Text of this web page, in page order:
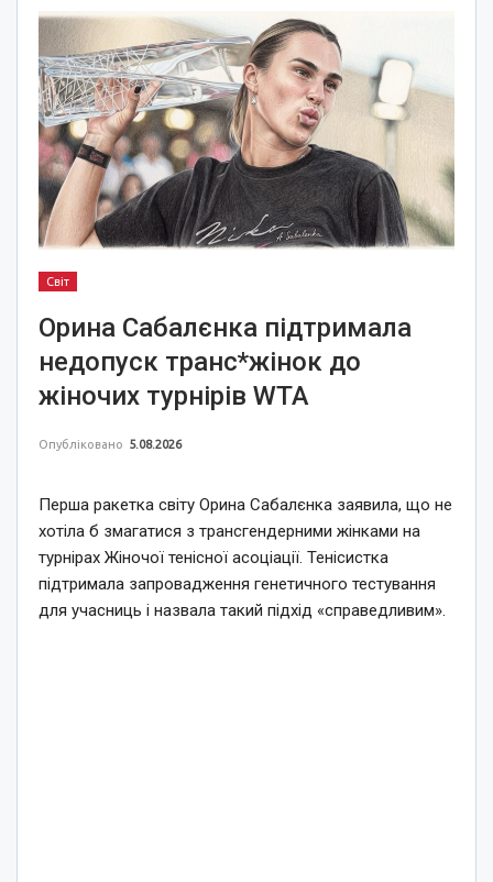
Світ
Орина Сабалєнка підтримала
недопуск транс*жінок до
жіночих турнірів WTA
Опубліковано 5.08.2026
Перша ракетка світу Орина Сабалєнка заявила, що не
хотіла б змагатися з трансгендерними жінками на
турнірах Жіночої тенісної асоціації. Тенісистка
підтримала запровадження генетичного тестування
для учасниць і назвала такий підхід «справедливим».